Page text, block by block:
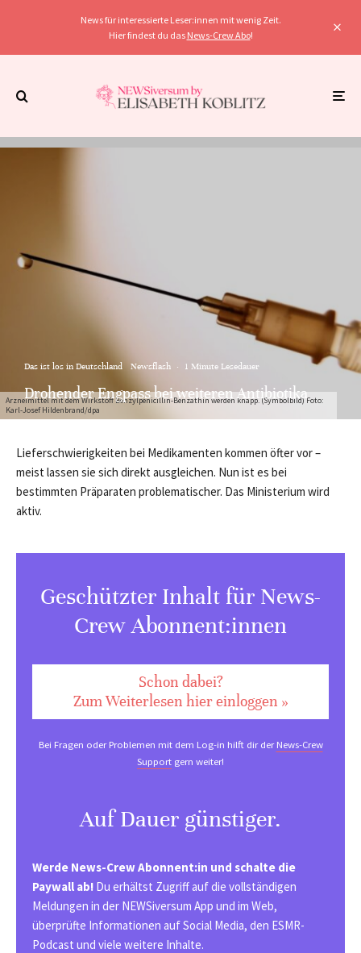
News für interessierte Leser:innen mit wenig Zeit.
Hier findest du das News-Crew Abo!
Arzneimittel mit dem Wirkstoff Benzylpenicillin-Benzathin werden knapp. (Symbolbild) Foto:
Karl-Josef Hildenbrand/dpa
Das ist los in Deutschland Newsflash · 1 Minute Lesedauer
Drohender Engpass bei weiteren Antibiotika
Lieferschwierigkeiten bei Medikamenten kommen öfter vor –
meist lassen sie sich direkt ausgleichen. Nun ist es bei
bestimmten Präparaten problematischer. Das Ministerium wird
aktiv.
Geschützter Inhalt für News-
Crew Abonnent:innen
Schon dabei?
Zum Weiterlesen hier einloggen »
Bei Fragen oder Problemen mit dem Log-in hilft dir derNews-Crew
Support gern weiter!
Auf Dauer günstiger.
Werde News-Crew Abonnent:in und schalte die
Paywall ab! Du erhältst Zugriff auf die vollständigen
Meldungen in der NEWSiversum App und im Web,
überprüfte Informationen auf Social Media, den ESMR-
Podcast und viele weitere Inhalte.